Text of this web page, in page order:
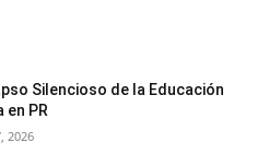
Silencioso de la Educación
en PR
2026